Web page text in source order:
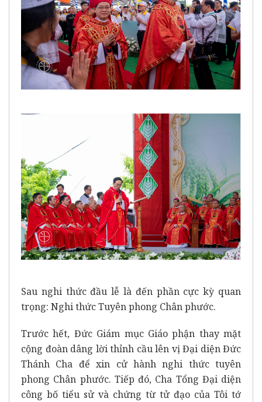
Sau nghi thức đầu lễ là đến phần cực kỳ quan
trọng: Nghi thức Tuyên phong Chân phước.
Trước hết, Đức Giám mục Giáo phận thay mặt
cộng đoàn dâng lời thỉnh cầu lên vị Đại diện Đức
Thánh Cha để xin cử hành nghi thức tuyên
phong Chân phước. Tiếp đó, Cha Tổng Đại diện
công bố tiểu sử và chứng từ tử đạo của Tôi tớ